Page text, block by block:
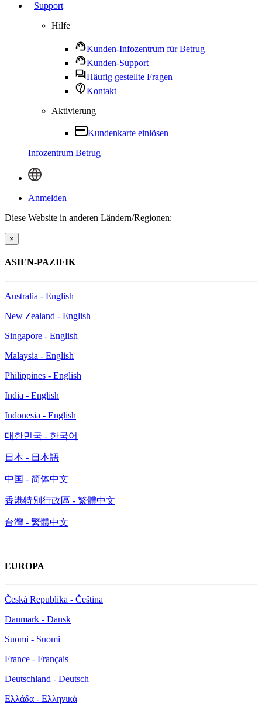
Support
Hilfe
Kunden-Infozentrum für Betrug
Kunden-Support
Häufig gestellte Fragen
Kontakt
Aktivierung
Kundenkarte einlösen
Infozentrum Betrug
Anmelden
Diese Website in anderen Ländern/Regionen:
×
ASIEN-PAZIFIK
Australia - English
New Zealand - English
Singapore - English
Malaysia - English
Philippines - English
India - English
Indonesia - English
대한민국 - 한국어
日本 - 日本語
中国 - 简体中文
香港特別行政區 - 繁體中文
台灣 - 繁體中文
EUROPA
Česká Republika - Čeština
Danmark - Dansk
Suomi - Suomi
France - Français
Deutschland - Deutsch
Ελλάδα - Ελληνικά